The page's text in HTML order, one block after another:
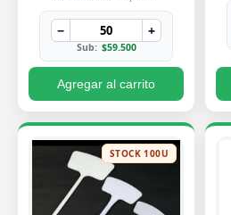
− +
Sub: $59.500
Agregar al carrito
STOCK 100U